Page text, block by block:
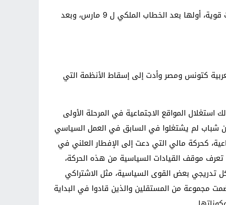
وعن التحديات التي تواجه الحركة في المستقبل أوضح قرنفل أنها ستصاب بالضعف والوهن، مع مرور الأيام لأنها تلقت ضربات قوية، أولها بعد الخطاب الملكي ل 9 مارس، وبعد
الدول العربية كتونس ومصر وأدت إلى إسقاط الأنظمة التي
المواقع الاجتماعية في المرحلة الأولى
شباب لم يشتغلوا في السابق في العمل السياسي
كحركة مالي التي دعت إلى الإفطار العلني في
موقف القيادات السياسية من هذه الحركة،
تدريجي بعض القوى السياسية، مثل الاشتراكي
مجموعة من المستقلين والذين قادوا في البداية